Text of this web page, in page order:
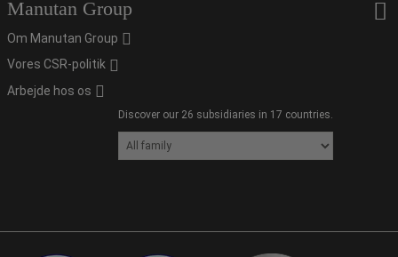
Manutan Group
Om Manutan Group
Vores CSR-politik
Arbejde hos os
Discover our 26 subsidiaries in 17 countries.